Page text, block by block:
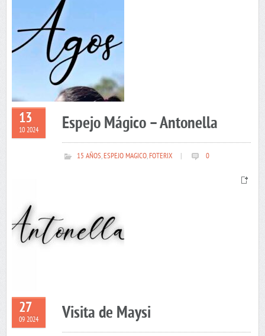
13
10 2024 Espejo Mágico – Antonella
15 AÑOS,ESPEJO MAGICO,FOTERIX 0
27
09 2024 Visita de Maysi